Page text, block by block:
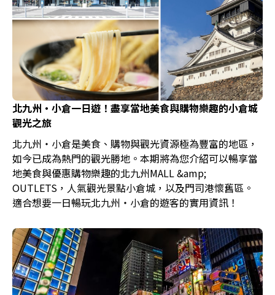
北九州・小倉一日遊！盡享當地美食與購物樂趣的小倉城
觀光之旅
北九州・小倉是美食、購物與觀光資源極為豐富的地區，
如今已成為熱門的觀光勝地。本期將為您介紹可以暢享當
地美食與優惠購物樂趣的北九州MALL &amp;
OUTLETS，人氣觀光景點小倉城，以及門司港懷舊區。
適合想要一日暢玩北九州・小倉的遊客的實用資訊！